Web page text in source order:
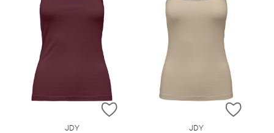
ZUR WUNSCHLISTE HINZUFÜGEN
JDY
ZUR
JDY